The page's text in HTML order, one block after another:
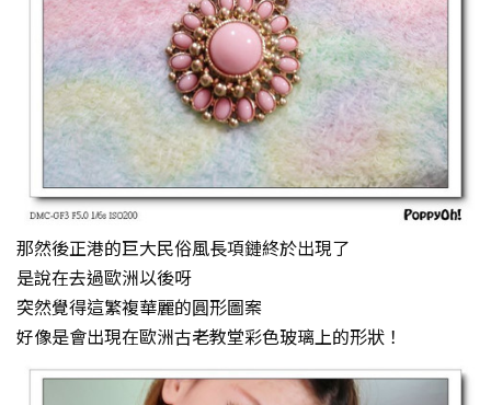
那然後正港的巨大民俗風長項鏈終於出現了
是說在去過歐洲以後呀
突然覺得這繁複華麗的圓形圖案
好像是會出現在歐洲古老教堂彩色玻璃上的形狀！